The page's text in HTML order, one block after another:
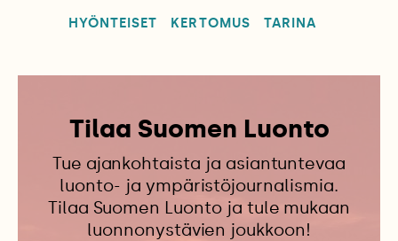
HYÖNTEISET KERTOMUS TARINA
Tilaa Suomen Luonto
Tue ajankohtaista ja asiantuntevaa
luonto- ja ympäristöjournalismia.
Tilaa Suomen Luonto ja tule mukaan
luonnonystävien joukkoon!